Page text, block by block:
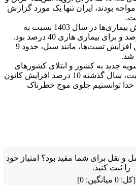
بودند، ایران تنها یک مورد گزارش
وی تصریح کرد: درصد کاهش بیماری‌ها در سال 1403 نسبت به
1402، به صورت کلی 64 درصد و برای بیماری هاری 40 درصد بود.
البته در برخی موارد به دلیل افزایش تست‌ها، مانند سیل، حدود 9
شد.
جدید به کشور و ابتلای کشورهای
همسایه همچون عراق و کویت، سال گذشته 10 درصد افزایش کانون
خدا توانستیم جلوی موج خطرناک
و نقل برای شما مفید بود؟ امتیاز خود
را ثبت کنید.
[کل:0 میانگین:0
]